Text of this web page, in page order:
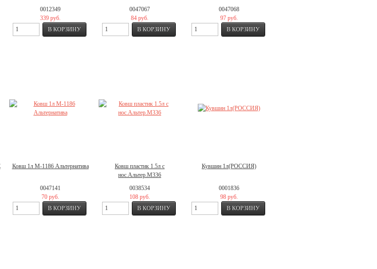
0012349
339 руб.
0047067
84 руб.
0047068
97 руб.
Ковш 1л М-1186 Альтернатива
0047141
70 руб.
Ковш пластик 1.5л с
нос.Альтер.М336
0038534
108 руб.
Кувшин 1л(РОССИЯ)
0001836
98 руб.